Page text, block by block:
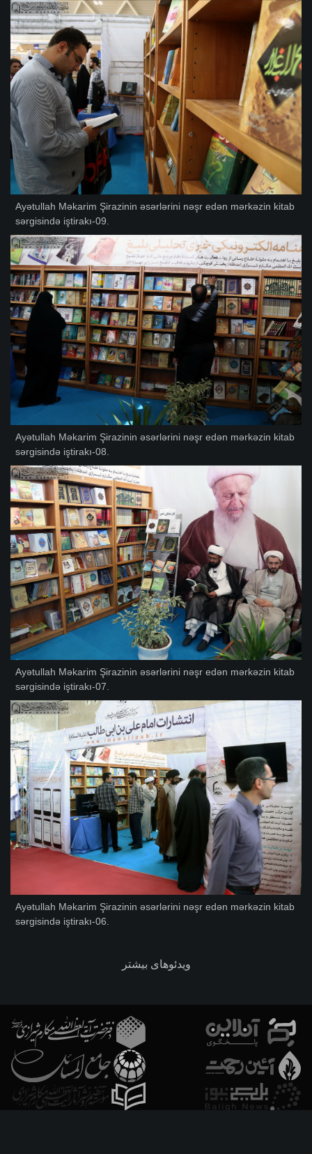
Ayətullah Məkarim Şirazinin əsərlərini nəşr edən mərkəzin kitab
sərgisində iştirakı-09.
Ayətullah Məkarim Şirazinin əsərlərini nəşr edən mərkəzin kitab
sərgisində iştirakı-08.
Ayətullah Məkarim Şirazinin əsərlərini nəşr edən mərkəzin kitab
sərgisində iştirakı-07.
Ayətullah Məkarim Şirazinin əsərlərini nəşr edən mərkəzin kitab
sərgisində iştirakı-06.
ویدئوهای بیشتر